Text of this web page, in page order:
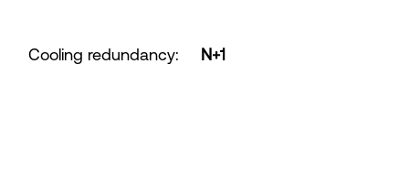
Cooling redundancy: N+1